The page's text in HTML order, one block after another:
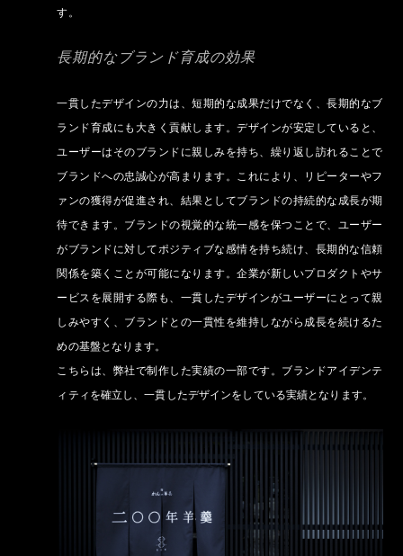
す。
長期的なブランド育成の効果
一貫したデザインの力は、短期的な成果だけでなく、長期的なブ
ランド育成にも大きく貢献します。デザインが安定していると、
ユーザーはそのブランドに親しみを持ち、繰り返し訪れることで
ブランドへの忠誠心が高まります。これにより、リピーターやフ
ァンの獲得が促進され、結果としてブランドの持続的な成長が期
待できます。ブランドの視覚的な統一感を保つことで、ユーザー
がブランドに対してポジティブな感情を持ち続け、長期的な信頼
関係を築くことが可能になります。企業が新しいプロダクトやサ
ービスを展開する際も、一貫したデザインがユーザーにとって親
しみやすく、ブランドとの一貫性を維持しながら成長を続けるた
めの基盤となります。
こちらは、弊社で制作した実績の一部です。ブランドアイデンテ
ィティを確立し、一貫したデザインをしている実績となります。